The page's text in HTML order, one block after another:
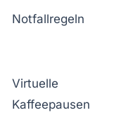
Notfallregeln
Virtuelle
Kaffeepausen